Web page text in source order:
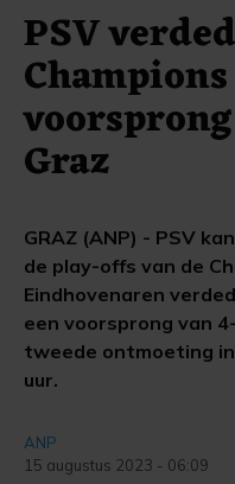
PSV
Graz
GRAZ (ANP) - PSV
de play-offs van de
Eindhovenaren
een voorsprong van
tweede ontmoeting
uur.
ANP
15 augustus 2023 - 06:09